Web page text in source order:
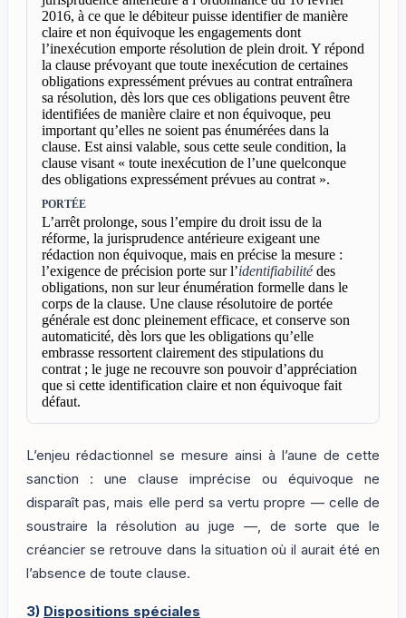
2016, à ce que le débiteur puisse identifier de manière
claire et non équivoque les engagements dont
l’inexécution emporte résolution de plein droit. Y répond
la clause prévoyant que toute inexécution de certaines
obligations expressément prévues au contrat entraînera
sa résolution, dès lors que ces obligations peuvent être
identifiées de manière claire et non équivoque, peu
important qu’elles ne soient pas énumérées dans la
clause. Est ainsi valable, sous cette seule condition, la
clause visant « toute inexécution de l’une quelconque
des obligations expressément prévues au contrat ».
PORTÉE
L’arrêt prolonge, sous l’empire du droit issu de la
réforme, la jurisprudence antérieure exigeant une
rédaction non équivoque, mais en précise la mesure :
l’exigence de précision porte sur l’identifiabilitédes
obligations, non sur leur énumération formelle dans le
corps de la clause. Une clause résolutoire de portée
générale est donc pleinement efficace, et conserve son
automaticité, dès lors que les obligations qu’elle
embrasse ressortent clairement des stipulations du
contrat ; le juge ne recouvre son pouvoir d’appréciation
que si cette identification claire et non équivoque fait
défaut.
L’enjeu rédactionnel se mesure ainsi à l’aune de cette
sanction : une clause imprécise ou équivoque ne
disparaît pas, mais elle perd sa vertu propre — celle de
soustraire la résolution au juge —, de sorte que le
créancier se retrouve dans la situation où il aurait été en
l’absence de toute clause.
3) Dispositions spéciales